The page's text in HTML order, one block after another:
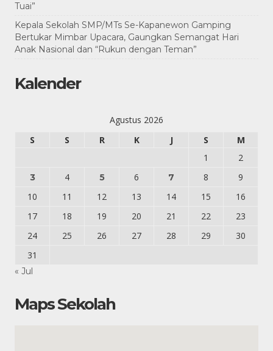
Tuai”
Kepala Sekolah SMP/MTs Se-Kapanewon Gamping
Bertukar Mimbar Upacara, Gaungkan Semangat Hari
Anak Nasional dan “Rukun dengan Teman”
Kalender
Agustus 2026
S
S R K J S
M
1
2
3 4 5 6 7 8
9
10
11 12 13 14 15
16
17
18 19 20 21 22
23
24
25 26 27 28 29
30
31
« Jul
Maps Sekolah